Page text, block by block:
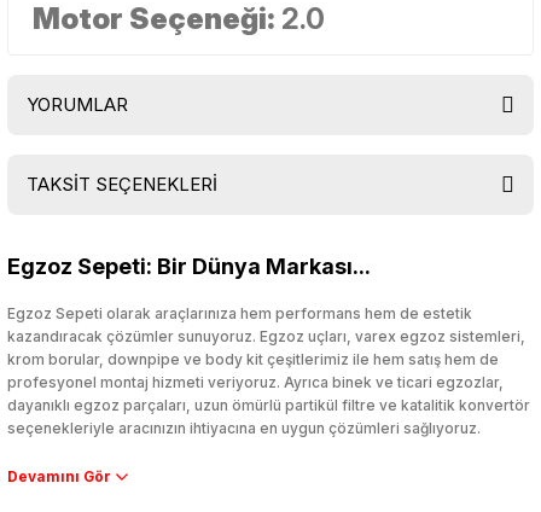
Motor Seçeneği: 2.0
YORUMLAR
TAKSİT SEÇENEKLERİ
Egzoz Sepeti: Bir Dünya Markası...
Egzoz Sepeti olarak araçlarınıza hem performans hem de estetik
kazandıracak çözümler sunuyoruz. Egzoz uçları, varex egzoz sistemleri,
krom borular, downpipe ve body kit çeşitlerimiz ile hem satış hem de
profesyonel montaj hizmeti veriyoruz. Ayrıca binek ve ticari egzozlar,
dayanıklı egzoz parçaları, uzun ömürlü partikül filtre ve katalitik konvertör
seçenekleriyle aracınızın ihtiyacına en uygun çözümleri sağlıyoruz.
Performans artışı isteyen sürücüler için özel performans egzozları ve